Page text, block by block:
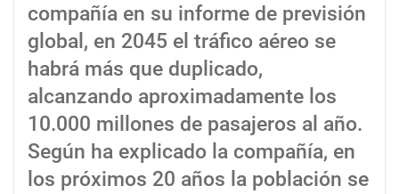
compañía en su informe de previsión
global, en 2045 el tráfico aéreo se
habrá más que duplicado,
alcanzando aproximadamente los
10.000 millones de pasajeros al año.
Según ha explicado la compañía, en
los próximos 20 años la población se